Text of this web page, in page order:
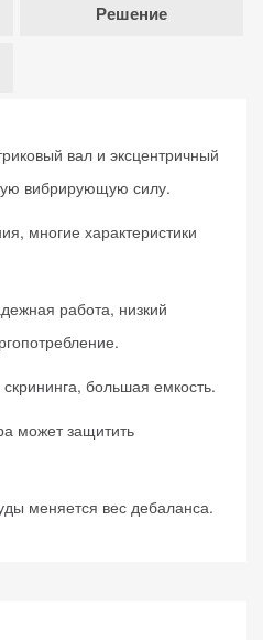
Решение
вал и эксцентричный
вибрирующую силу.
многие характеристики
работа, низкий
большая емкость.
может защитить
меняется вес дебаланса.